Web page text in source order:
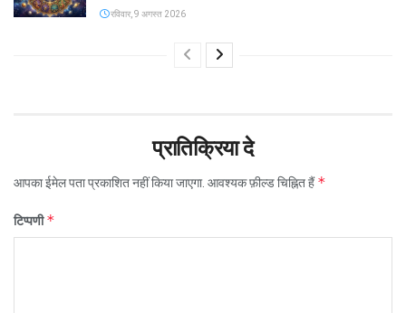
रविवार, 9 अगस्त 2026
प्रातिक्रिया दे
आपका ईमेल पता प्रकाशित नहीं किया जाएगा. आवश्यक फ़ील्ड चिह्नित हैं*
टिप्पणी*